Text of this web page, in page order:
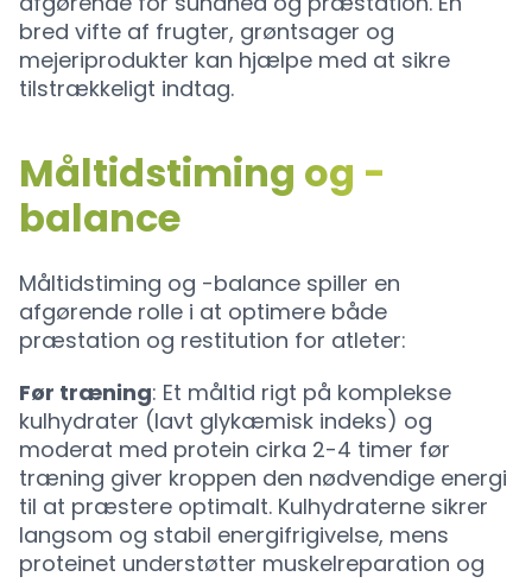
bred vifte af frugter, grøntsager og
mejeriprodukter kan hjælpe med at sikre
tilstrækkeligt indtag.
Måltidstiming og -
balance
Måltidstiming og -balance spiller en
afgørende rolle i at optimere både
præstation og restitution for atleter:
Før træning: Et måltid rigt på komplekse
kulhydrater (lavt glykæmisk indeks) og
moderat med protein cirka 2-4 timer før
træning giver kroppen den nødvendige energi
til at præstere optimalt. Kulhydraterne sikrer
langsom og stabil energifrigivelse, mens
proteinet understøtter muskelreparation og